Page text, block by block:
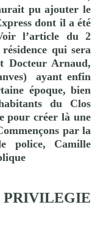
pu ajouter le
dont il a été
l’article du 2
qui sera
Docteur Arnaud,
ayant enfin
époque, bien
du Clos
pour créer là une
par la
police, Camille